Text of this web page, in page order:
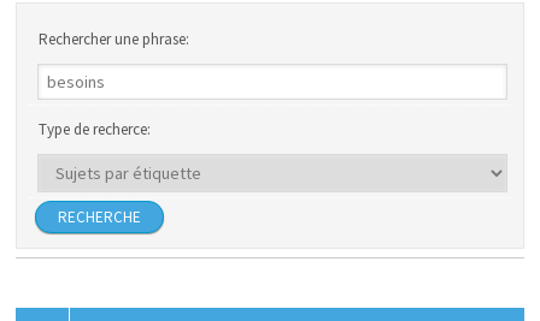
Rechercher une phrase:
Type de recherce: